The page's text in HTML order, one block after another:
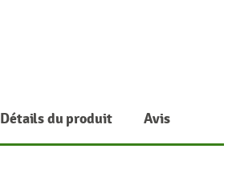
Détails du produit Avis